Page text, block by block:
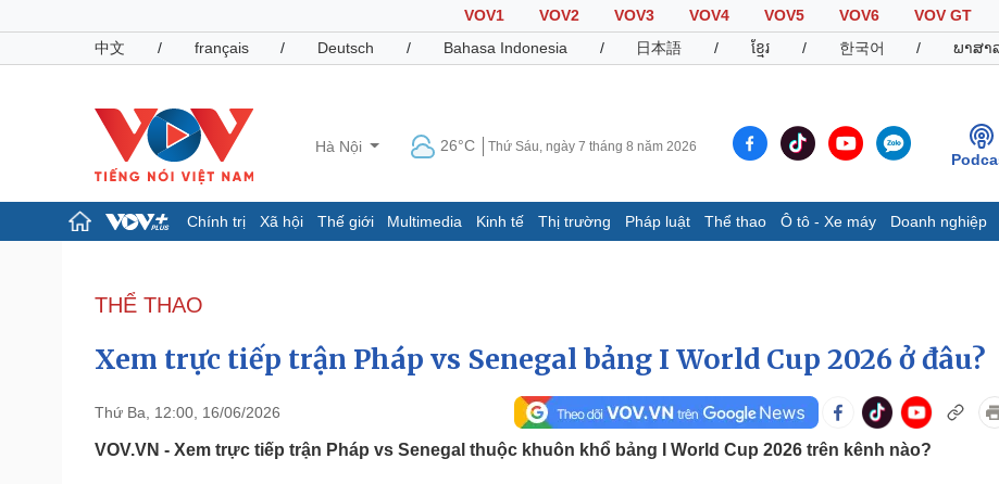
VOV1 VOV2 VOV3 VOV4 VOV5 VOV6
VOV GT
中文
/ français / Deutsch / Bahasa Indonesia / 日本語 / ខ្មែរ / 한국어 / ພາສາ
Hà Nội 26°C Thứ Sáu, ngày 7 tháng 8 năm 2026
Chính trị Xã hội Thế giới Multimedia Kinh tế Thị trường Pháp luật Thể thao Ô tô - Xe máy Doanh nghiệp
Đảng
Tổ chức nhân sự
Nhận diện sự thật
Dấu ấn VOV
Infographic
Pháp luật
Quân sự - Quốc phòng
Thể thao
Ô tô - Xe máy
THỂ THAO
Xem trực tiếp trận Pháp vs Senegal bảng I World Cup 2026 ở đâu?
Thứ Ba, 12:00, 16/06/2026
VOV.VN - Xem trực tiếp trận Pháp vs Senegal thuộc khuôn khổ bảng I World Cup 2026 trên kênh nào?